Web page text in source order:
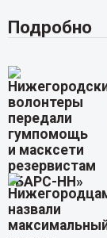
Подробно